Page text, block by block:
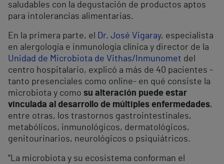
saludables con la degustación de productos aptos
para intolerancias alimentarias.
En la primera parte, el Dr. José Vigaray, especialista
en alergología e inmunología clínica y director de la
Unidad de Microbiota de Vithas/Inmunomet del
centro hospitalario, explicó a más de 40 pacientes -
tanto presenciales como online- en qué consiste la
microbiota y como su alteración puede estar
vinculada al desarrollo de múltiples enfermedades,
entre otras, los trastornos gastrointestinales,
metabólicos, inmunológicos, dermatológicos,
genitourinarios, neurológicos o psiquiátricos.
“La microbiota y su ecosistema conforman el